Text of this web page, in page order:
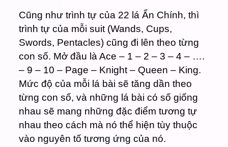
Cũng như trình tự của 22 lá Ẩn Chính, thì
trình tự của mỗi suit (Wands, Cups,
Swords, Pentacles) cũng đi lên theo từng
con số. Mở đầu là Ace – 1 – 2 – 3 – 4 – ….
– 9 – 10 – Page – Knight – Queen – King.
Mức độ của mỗi lá bài sẽ tăng dần theo
từng con số, và những lá bài có số giống
nhau sẽ mang những đặc điểm tương tự
nhau theo cách mà nó thể hiện tùy thuộc
vào nguyên tố tương ứng của nó.